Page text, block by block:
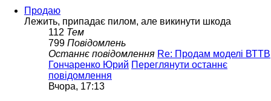
Продаю
Лежить, припадає пилом, але викинути шкода
112 Тем
799 Повідомлень
Останнє повідомлення Re: Продам моделі ВТТВ
Гончаренко Юрий Переглянути останнє
повідомлення
Вчора, 17:13